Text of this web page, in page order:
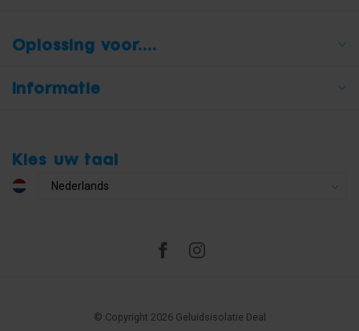
Oplossing voor....
Informatie
Kies uw taal
© Copyright 2026 Geluidsisolatie Deal